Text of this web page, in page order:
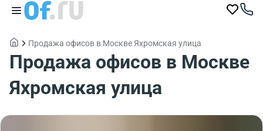
Продажа офисов в Москве Яхромская улица
Продажа офисов в Москве
Яхромская улица